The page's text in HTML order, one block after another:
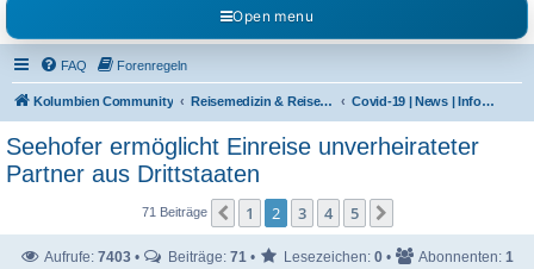
Open menu
FAQ Forenregeln
Kolumbien Community Reisemedizin & Reisehinweise Covid-19 | News | Information | Fragen
Seehofer ermöglicht Einreise unverheirateter
Partner aus Drittstaaten
71 Beiträge Vorherige
1 2 3 4 5
Aufrufe: 7403 • Beiträge: 71 • Lesezeichen: 0 • Abonnenten: 1